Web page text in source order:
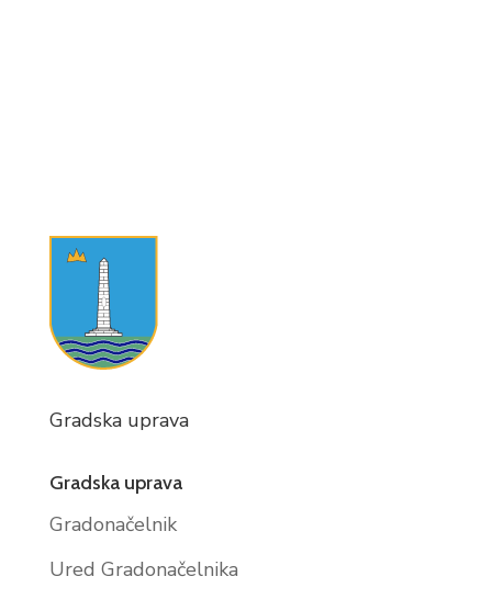
Gradska uprava
Gradska uprava
Gradonačelnik
Ured Gradonačelnika